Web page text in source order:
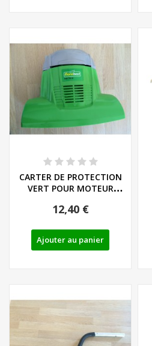
CARTER DE PROTECTION
VERT POUR MOTEUR
12,40 €
Ajouter au panier